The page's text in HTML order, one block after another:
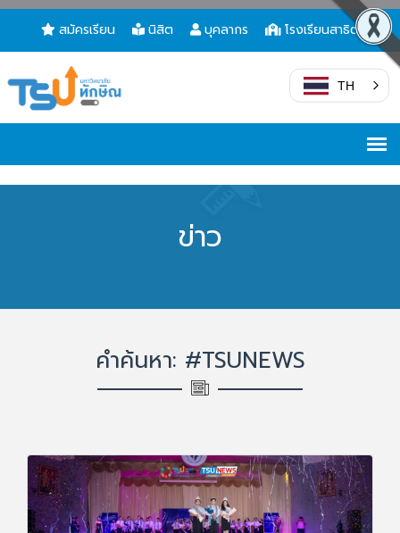
สมัครเรียน นิสิต บุคลากร โรงเรียนสาธิต
TH
ข่าว
คำค้นหา: #TSUNEWS